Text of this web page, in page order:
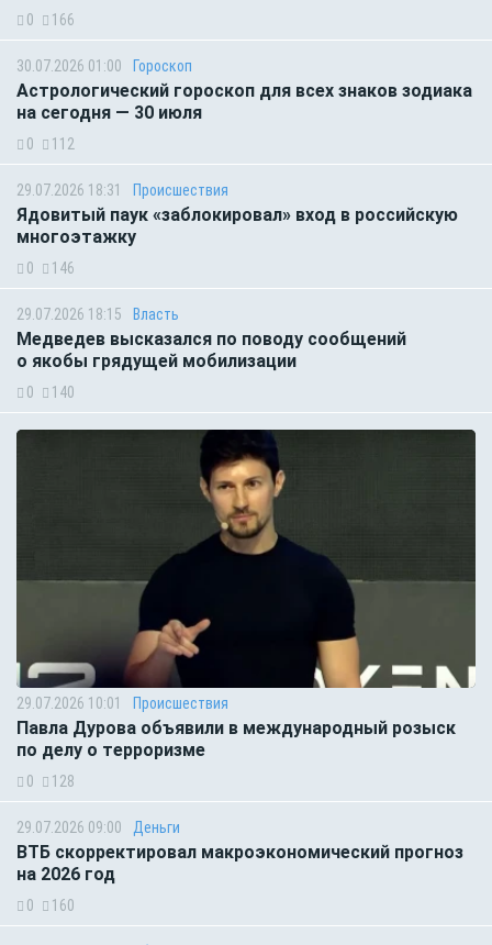
0 166
30.07.2026 01:00 Гороскоп
Астрологический гороскоп для всех знаков зодиака
на сегодня — 30 июля
0 112
29.07.2026 18:31 Происшествия
Ядовитый паук «заблокировал» вход в российскую
многоэтажку
0 146
29.07.2026 18:15 Власть
Медведев высказался по поводу сообщений
о якобы грядущей мобилизации
0 140
29.07.2026 10:01 Происшествия
Павла Дурова объявили в международный розыск
по делу о терроризме
0 128
29.07.2026 09:00 Деньги
ВТБ скорректировал макроэкономический прогноз
на 2026 год
0 160